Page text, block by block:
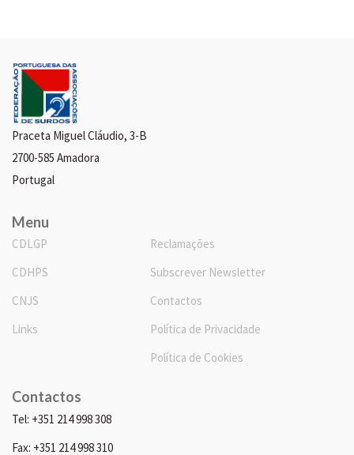
Praceta Miguel Cláudio, 3-B
2700-585 Amadora
Portugal
Menu
CDLGP
CDHPS
CNJS
Links
Reclamações
Subscrever Newsletter
Contactos
Política de Privacidade
Política de Cookies
Contactos
Tel: +351 214 998 308
Fax: +351 214 998 310